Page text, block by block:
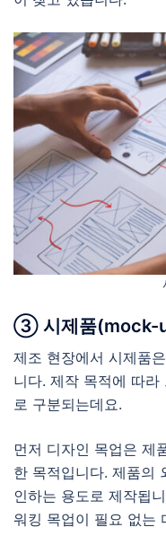
③ 시제품(mock-
제조 현장에서 시제품
니다. 제작 목적에 따라
로 구분되는데요.
먼저 디자인 목업은 제
한 목적입니다. 제품의
인하는 용도로 제작됩
워킹 목업이 필요 없는